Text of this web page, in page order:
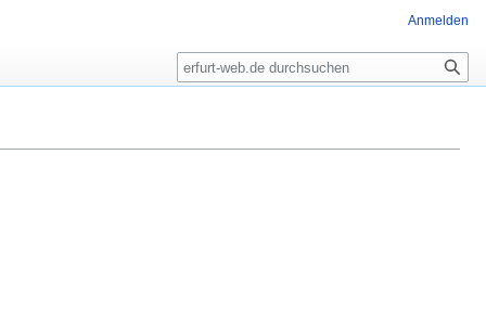
Anmelden
Suche